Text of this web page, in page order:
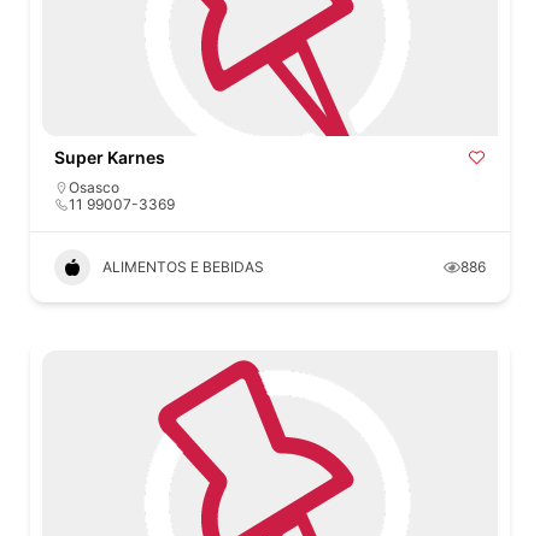
Super Karnes
Osasco
11 99007-3369
ALIMENTOS E BEBIDAS 886